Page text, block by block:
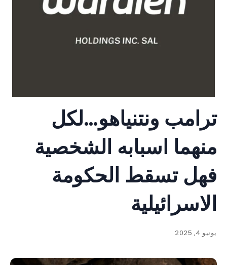
ترامب ونتنياهو…لكل
منهما اسبابه الشخصية
فهل تسقط الحكومة
الاسرائيلية
يونيو 4, 2025